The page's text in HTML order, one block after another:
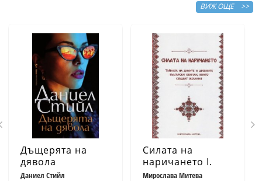
ВИЖ ОЩЕ >>
Дъщерята на
дявола
Даниел Стийл
Силата на
наричането І.
Тайната на
Мирослава Митева